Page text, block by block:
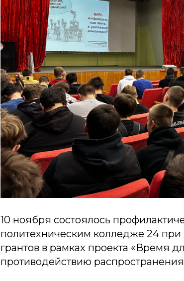
10 ноября состоялось
политехническим колледже 24
грантов в рамках проекта «Время
противодействию